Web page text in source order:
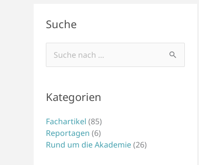
Suche
Suchen
nach:
Kategorien
Fachartikel (85)
Reportagen (6)
Rund um die Akademie(26)